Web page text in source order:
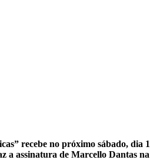
recebe no próximo sábado,
a assinatura de Marcello Dantas